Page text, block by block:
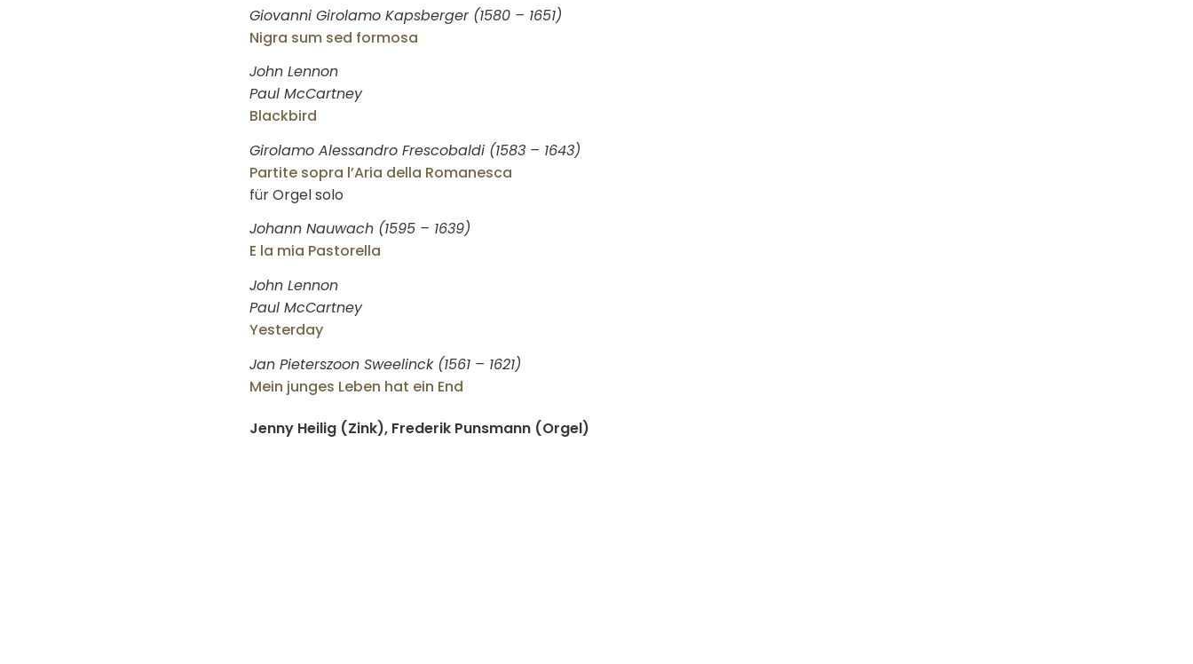
Giovanni Girolamo Kapsberger (1580 – 1651)
Nigra sum sed formosa
John Lennon
Paul McCartney
Blackbird
Girolamo Alessandro Frescobaldi (1583 – 1643)
Partite sopra l’Aria della Romanesca
für Orgel solo
Johann Nauwach (1595 – 1639)
E la mia Pastorella
John Lennon
Paul McCartney
Yesterday
Jan Pieterszoon Sweelinck (1561 – 1621)
Mein junges Leben hat ein End
Jenny Heilig (Zink), Frederik Punsmann (Orgel)